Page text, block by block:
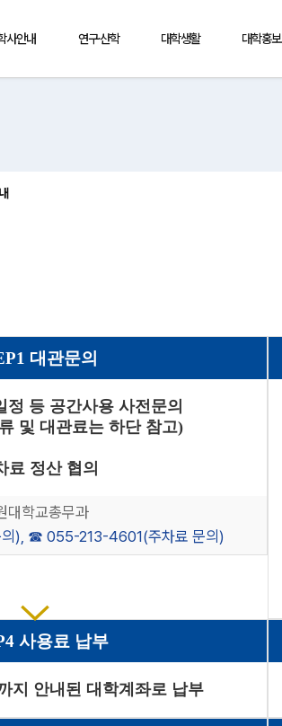
사안내 연구·산학 대학생활 대학홍보
대관문의
정 등 공간사용 사전문의
및 대관료는 하단 참고)
료 정산 협의
대학교총무과
), ☎ 055-213-4601(주차료 문의)
사용료 납부
지 안내된 대학계좌로 납부